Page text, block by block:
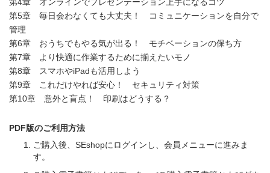
第5章 毎日会わなくても大丈夫！ コミュニケーションを自分で
管理
第6章 おうちでもやる気が出る！ モチベーションの保ち方
第7章 より快適に作業するために揃えたいモノ
第8章 スマホやiPadも活用しよう
第9章 これだけやれば安心！ セキュリティ対策
第10章 意外と盲点！ 印刷はどうする？
PDF版のご利用方法
ご購入後、SEshopにログインし、会員メニューに進みま
す。